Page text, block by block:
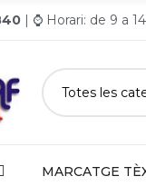
| ⌚ Horari: de 9 a
MARCATGE